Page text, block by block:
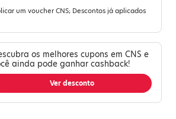
um voucher CNS; Descontos já aplicados
os melhores cupons em CNS e
ainda pode ganhar cashback!
Ver desconto